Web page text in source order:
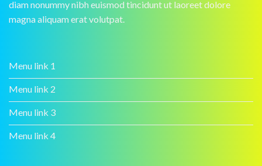
diam nonummy nibh euismod tincidunt ut laoreet dolore
magna aliquam erat volutpat.
Menu link 1
Menu link 2
Menu link 3
Menu link 4